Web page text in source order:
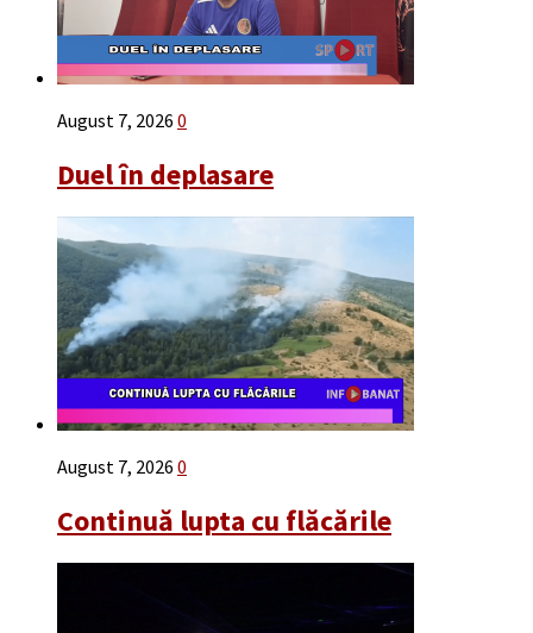
August 7, 2026 0
Duel în deplasare
August 7, 2026 0
Continuă lupta cu flăcările